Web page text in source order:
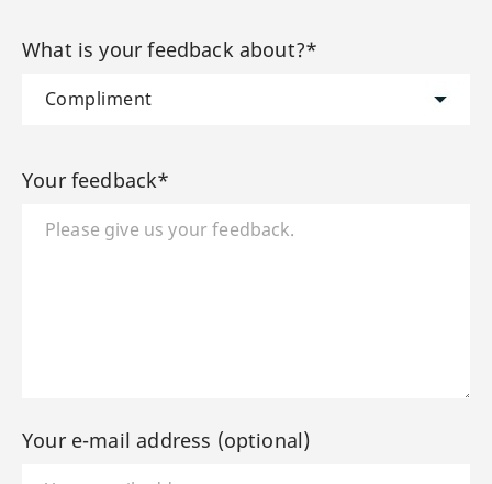
What is your feedback about?*
Your feedback*
Your e-mail address (optional)